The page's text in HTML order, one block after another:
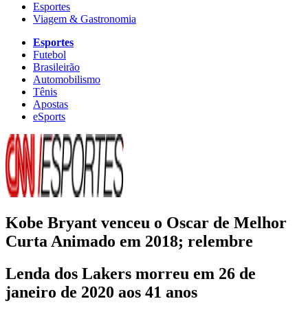
Esportes
Viagem & Gastronomia
Esportes
Futebol
Brasileirão
Automobilismo
Tênis
Apostas
eSports
Kobe Bryant venceu o Oscar de Melhor
Curta Animado em 2018; relembre
Lenda dos Lakers morreu em 26 de
janeiro de 2020 aos 41 anos